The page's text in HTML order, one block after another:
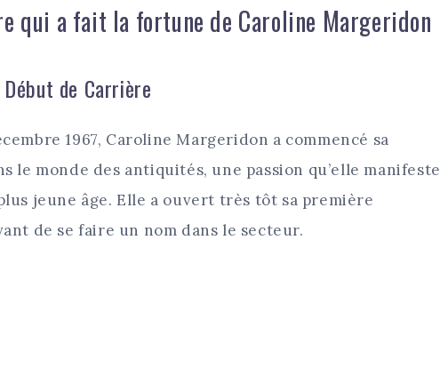
qui a fait la fortune de Caroline Margeridon
de Carrière
1967, Caroline Margeridon a commencé sa
le monde des antiquités, une passion qu’elle manifeste
jeune âge. Elle a ouvert très tôt sa première
de se faire un nom dans le secteur.